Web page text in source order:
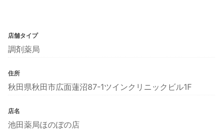
店舗タイプ
調剤薬局
住所
秋田県秋田市広面蓮沼87-1ツインクリニックビル1F
店名
池田薬局ほのぼの店